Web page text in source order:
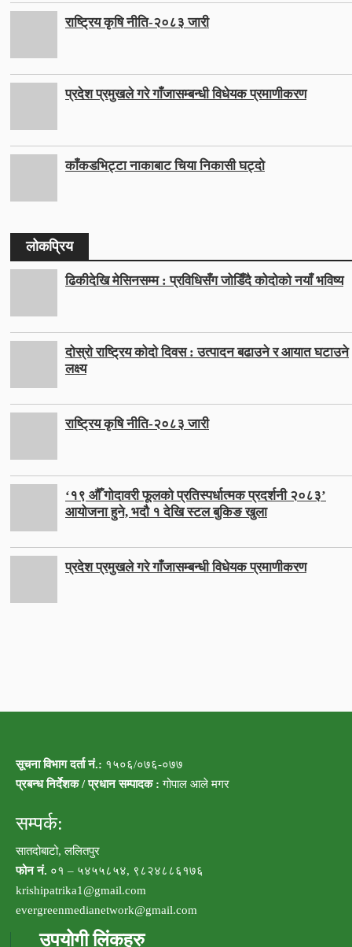
राष्ट्रिय कृषि नीति-२०८३ जारी
प्रदेश प्रमुखले गरे गाँजासम्बन्धी विधेयक प्रमाणीकरण
काँकडभिट्टा नाकाबाट चिया निकासी घट्दो
लोकप्रिय
ढिकीदेखि मेसिनसम्म : प्रविधिसँग जोडिँदै कोदोको नयाँ भविष्य
दोस्रो राष्ट्रिय कोदो दिवस : उत्पादन बढाउने र आयात घटाउने
लक्ष्य
राष्ट्रिय कृषि नीति-२०८३ जारी
‘१९ औँ गोदावरी फूलको प्रतिस्पर्धात्मक प्रदर्शनी २०८३’
आयोजना हुने, भदौ १ देखि स्टल बुकिङ खुला
प्रदेश प्रमुखले गरे गाँजासम्बन्धी विधेयक प्रमाणीकरण
सूचना विभाग दर्ता नं.: १५०६/०७६-०७७
प्रबन्ध निर्देशक / प्रधान सम्पादक : गोपाल आले मगर
सम्पर्क:
सातदोबाटो, ललितपुर
फोन नं. ०१ – ५४५५८५४, ९८२४८८६१७६
krishipatrika1@gmail.com
evergreenmedianetwork@gmail.com
उपयोगी लिंकहरु